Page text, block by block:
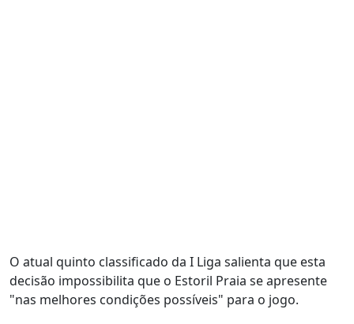
O atual quinto classificado da I Liga salienta que esta
decisão impossibilita que o Estoril Praia se apresente
"nas melhores condições possíveis" para o jogo.